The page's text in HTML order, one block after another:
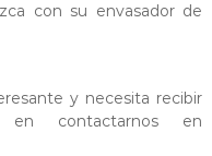
con su envasador de
y necesita recibir
contactarnos en